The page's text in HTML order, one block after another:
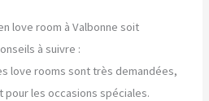
love room à Valbonne soit
à suivre :
love rooms sont très demandées,
les occasions spéciales.